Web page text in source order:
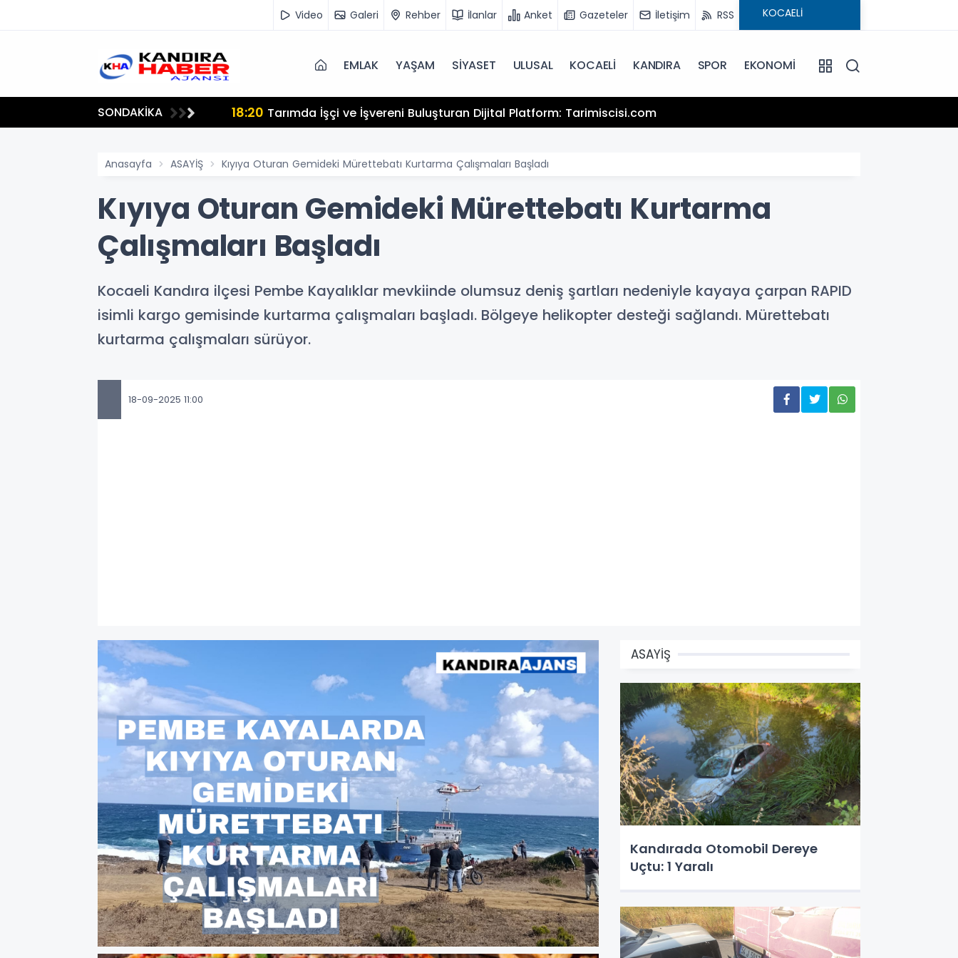
Video Galeri Rehber İlanlar Anket Gazeteler İletişim RSS
EMLAK YAŞAM SİYASET ULUSAL KOCAELİ KANDIRA SPOR EKONOMİ
SONDAKİKA 18:20 Tarımda İşçi ve İşvereni Buluşturan Dijital Platform: Tarimiscisi.com
Anasayfa ASAYİŞ Kıyıya Oturan Gemideki Mürettebatı Kurtarma Çalışmaları Başladı
Kıyıya Oturan Gemideki Mürettebatı Kurtarma
Çalışmaları Başladı
Kocaeli Kandıra ilçesi Pembe Kayalıklar mevkiinde olumsuz deniş şartları nedeniyle kayaya çarpan RAPID
isimli kargo gemisinde kurtarma çalışmaları başladı. Bölgeye helikopter desteği sağlandı. Mürettebatı
kurtarma çalışmaları sürüyor.
18-09-2025 11:00
ASAYİŞ
Kandırada Otomobil Dereye
Uçtu: 1 Yaralı